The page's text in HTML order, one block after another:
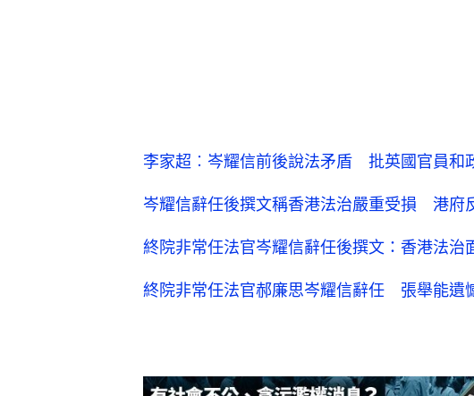
李家超︰岑耀信前後說法矛盾 批英國官員和
岑耀信辭任後撰文稱香港法治嚴重受損 港府
終院非常任法官岑耀信辭任後撰文：香港法治
終院非常任法官郝廉思岑耀信辭任 張舉能遺